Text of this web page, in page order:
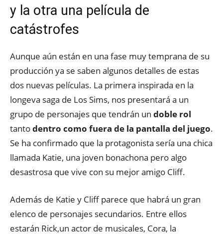
y la otra una película de
catástrofes
Aunque aún están en una fase muy temprana de su
producción ya se saben algunos detalles de estas
dos nuevas películas. La primera inspirada en la
longeva saga de Los Sims, nos presentará a un
grupo de personajes que tendrán un doble rol
tantodentro como fuera de la pantalla del juego.
Se ha confirmado que la protagonista sería una chica
llamada Katie, una joven bonachona pero algo
desastrosa que vive con su mejor amigo Cliff.
Además de Katie y Cliff parece que habrá un gran
elenco de personajes secundarios. Entre ellos
estarán Rick,un actor de musicales, Cora, la